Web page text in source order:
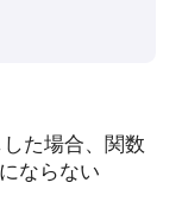
した場合、関数
ならない